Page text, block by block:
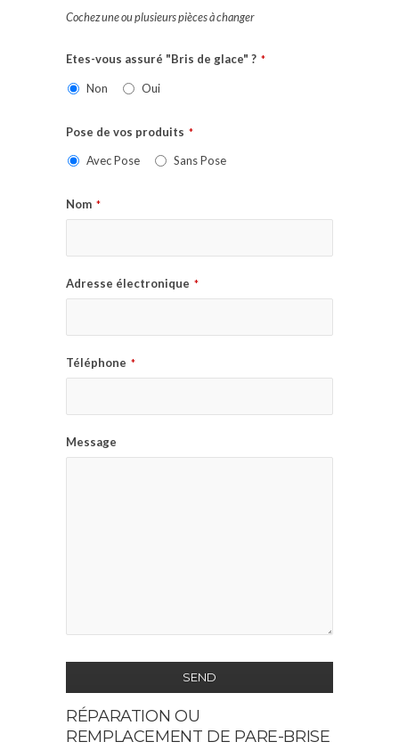
Cochez une ou plusieurs pièces à changer
Etes-vous assuré "Bris de glace" ? *
Non Oui
Pose de vos produits *
Avec Pose Sans Pose
Nom *
Adresse électronique *
Téléphone *
Message
SEND
This
field
RÉPARATION OU
REMPLACEMENT DE PARE-BRISE